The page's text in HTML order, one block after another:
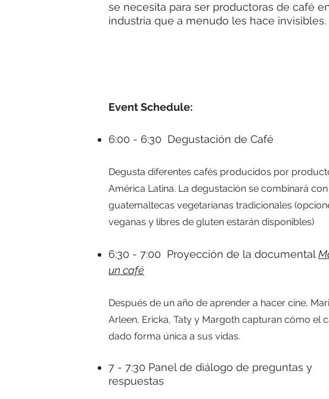
se necesita para ser productoras de café
industria que a menudo les hace invisibles.
Event Schedule:
6:00 - 6:30 Degustación de Café
Degusta diferentes cafés producidos por
América Latina. La degustación se combinará
guatemaltecas vegetarianas tradicionales
veganas y libres de gluten estarán disponibles)
6:30 - 7:00 Proyección de la documental
un café
Después de un año de aprender a hacer cine,
Arleen, Ericka, Taty y Margoth capturan cómo el
dado forma única a sus vidas.
7 - 7:30 Panel de diálogo de preguntas y
respuestas